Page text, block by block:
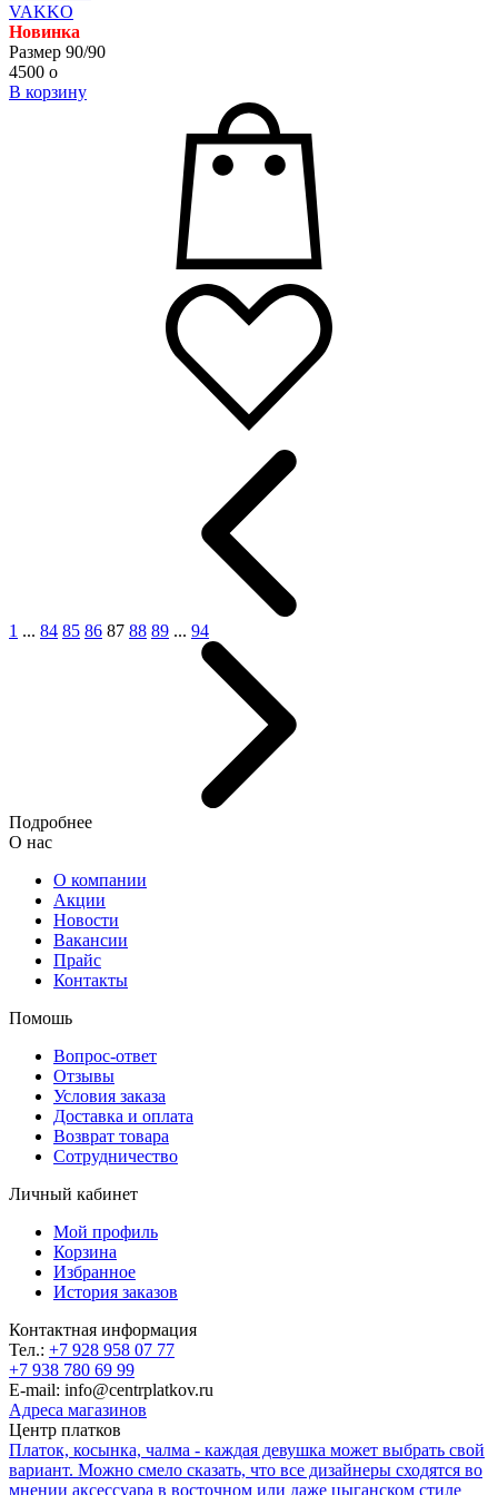
VAKKO
Новинка
Размер 90/90
4500 o
В корзину
1 ... 84 85 86 87 88 89 ... 94
Подробнее
О нас
О компании
Акции
Новости
Вакансии
Прайс
Контакты
Помошь
Вопрос-ответ
Отзывы
Условия заказа
Доставка и оплата
Возврат товара
Сотрудничество
Личный кабинет
Мой профиль
Корзина
Избранное
История заказов
Контактная информация
Тел.: +7 928 958 07 77
+7 938 780 69 99
E-mail: info@centrplatkov.ru
Адреса магазинов
Центр платков
Платок, косынка, чалма - каждая девушка может выбрать свой
вариант. Можно смело сказать, что все дизайнеры сходятся во
мнении аксессуара в восточном или даже цыганском стиле